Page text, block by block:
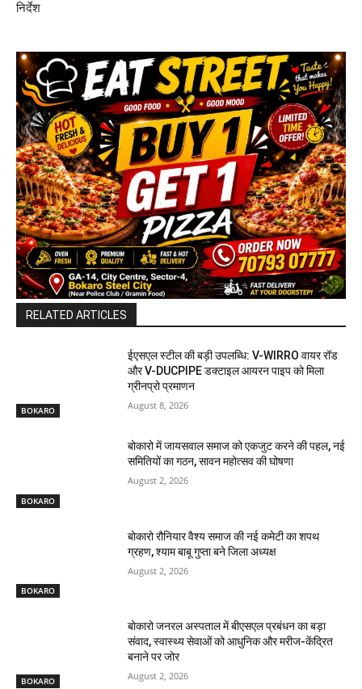
निर्देश
RELATED ARTICLES
BOKARO
ईएसएल स्टील की बड़ी उपलब्धि: V-WIRRO वायर रॉड
और V-DUCPIPE डक्टाइल आयरन पाइप को मिला
ग्रीनप्रो प्रमाणन
August 8, 2026
BOKARO
बोकारो में जायसवाल समाज को एकजुट करने की पहल, नई
समितियों का गठन, सावन महोत्सव की घोषणा
August 2, 2026
BOKARO
बोकारो रौनियार वैश्य समाज की नई कमेटी का शपथ
ग्रहण, श्याम बाबू गुप्ता बने जिला अध्यक्ष
August 2, 2026
BOKARO
बोकारो जनरल अस्पताल में बीएसएल प्रबंधन का बड़ा
संवाद, स्वास्थ्य सेवाओं को आधुनिक और मरीज-केंद्रित
बनाने पर जोर
August 2, 2026